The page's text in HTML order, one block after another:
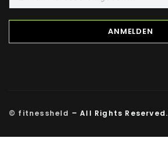
© fitnessheld – All Rights Reserved.